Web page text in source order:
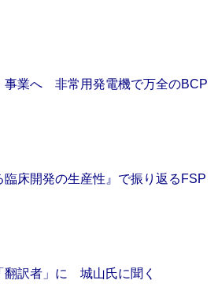
事業へ 非常用発電機で万全のBCP
臨床開発の生産性』で振り返るFSP
翻訳者」に 城山氏に聞く